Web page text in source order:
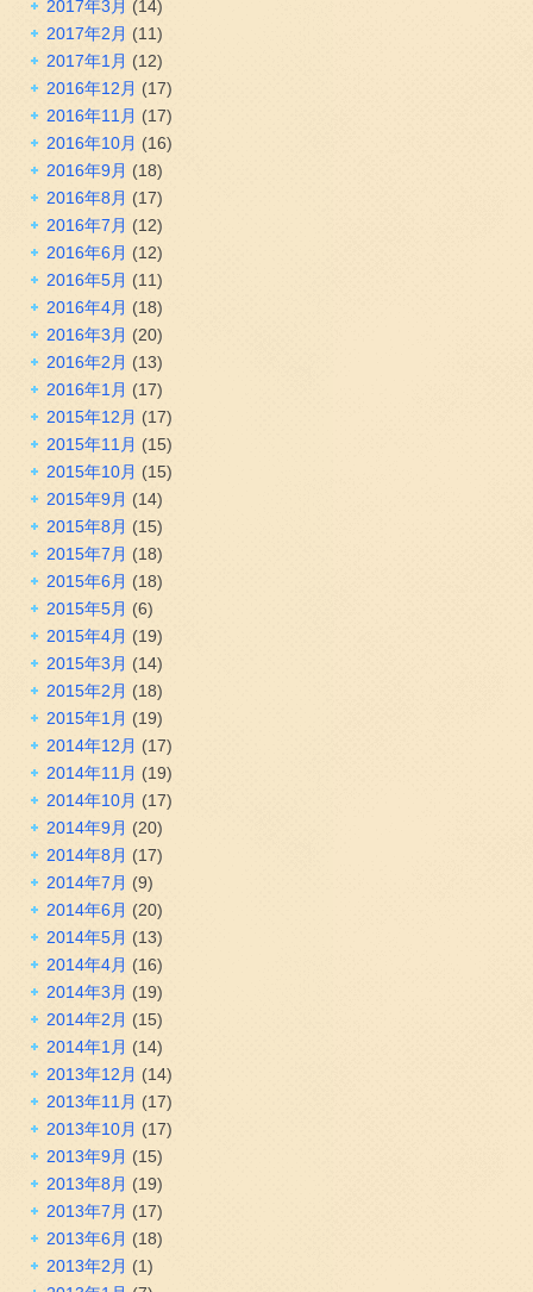
2017年3月 (14)
2017年2月 (11)
2017年1月 (12)
2016年12月 (17)
2016年11月 (17)
2016年10月 (16)
2016年9月 (18)
2016年8月 (17)
2016年7月 (12)
2016年6月 (12)
2016年5月 (11)
2016年4月 (18)
2016年3月 (20)
2016年2月 (13)
2016年1月 (17)
2015年12月 (17)
2015年11月 (15)
2015年10月 (15)
2015年9月 (14)
2015年8月 (15)
2015年7月 (18)
2015年6月 (18)
2015年5月 (6)
2015年4月 (19)
2015年3月 (14)
2015年2月 (18)
2015年1月 (19)
2014年12月 (17)
2014年11月 (19)
2014年10月 (17)
2014年9月 (20)
2014年8月 (17)
2014年7月 (9)
2014年6月 (20)
2014年5月 (13)
2014年4月 (16)
2014年3月 (19)
2014年2月 (15)
2014年1月 (14)
2013年12月 (14)
2013年11月 (17)
2013年10月 (17)
2013年9月 (15)
2013年8月 (19)
2013年7月 (17)
2013年6月 (18)
2013年2月 (1)